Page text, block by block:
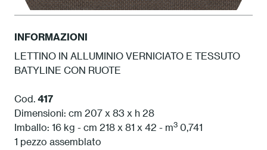
INFORMAZIONI
LETTINO IN ALLUMINIO VERNICIATO E TESSUTO
BATYLINE CON RUOTE
Cod. 417
Dimensioni: cm 207 x 83 x h 28
Imballo: 16 kg - cm 218 x 81 x 42 - m3 0,741
1 pezzo assemblato